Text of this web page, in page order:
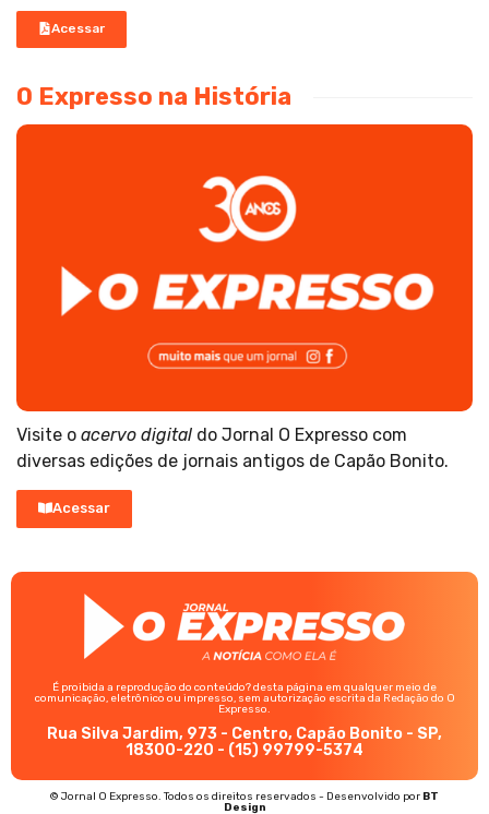
Acessar
O Expresso na História
Visite o acervo digital do Jornal O Expresso com
diversas edições de jornais antigos de Capão Bonito.
Acessar
É proibida a reprodução do conteúdo? desta página em qualquer meio de
comunicação, eletrônico ou impresso, sem autorização escrita da Redação do O
Expresso.
Rua Silva Jardim, 973 - Centro, Capão Bonito - SP,
18300-220 - (15) 99799-5374
© Jornal O Expresso. Todos os direitos reservados - Desenvolvido por BT
Design